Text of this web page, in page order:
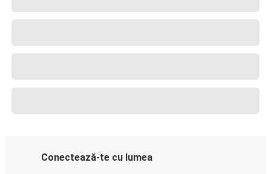
Conectează-te cu lumea